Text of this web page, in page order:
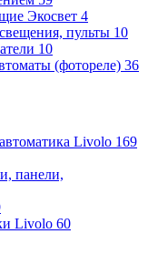
Экосвет 4
пульты 10
10
(фотореле) 36
Livolo 169
панели,
Livolo 60